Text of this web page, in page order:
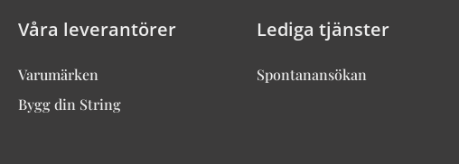
Våra leverantörer
Varumärken
Bygg din String
Lediga tjänster
Spontanansökan